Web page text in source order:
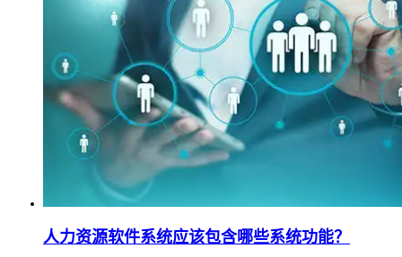
人力资源软件系统应该包含哪些系统功能？